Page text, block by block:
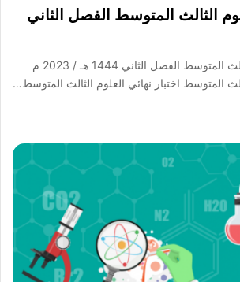
الثالث المتوسط الفصل الثاني
اختبار نهائي العلوم الثالث المتوسط الفصل الثاني 1444 هـ / 2023 م
المتوسط​ اختبار نهائي العلوم الثالث المتوسط…